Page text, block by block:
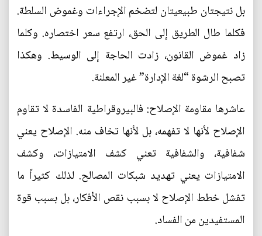
بل نتيجتان طبيعيتان لتضخم الإجراءات وغموض السلطة.
فكلما طال الطريق إلى الحق، ارتفع سعر اختصاره. وكلما
زاد غموض القانون، زادت الحاجة إلى الوسيط. وهكذا
تصبح الرشوة “لغة الإدارة” غير المعلنة.
عاشرها مقاومة الإصلاح: فالبيروقراطية الفاسدة لا تقاوم
الإصلاح لأنها لا تفهمه، بل لأنها تخاف منه. الإصلاح يعني
شفافية، والشفافية تعني كشف الامتيازات، وكشف
الامتيازات يعني تهديد شبكات المصالح. لذلك كثيراً ما
تفشل خطط الإصلاح لا بسبب نقص الأفكار، بل بسبب قوة
المستفيدين من الفساد.